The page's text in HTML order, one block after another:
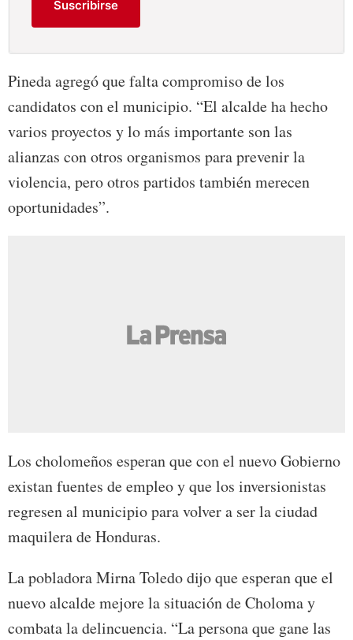
Suscribirse
Pineda agregó que falta compromiso de los
candidatos con el municipio. “El alcalde ha hecho
varios proyectos y lo más importante son las
alianzas con otros organismos para prevenir la
violencia, pero otros partidos también merecen
oportunidades”.
Los cholomeños esperan que con el nuevo Gobierno
existan fuentes de empleo y que los inversionistas
regresen al municipio para volver a ser la ciudad
maquilera de Honduras.
La pobladora Mirna Toledo dijo que esperan que el
nuevo alcalde mejore la situación de Choloma y
combata la delincuencia. “La persona que gane las